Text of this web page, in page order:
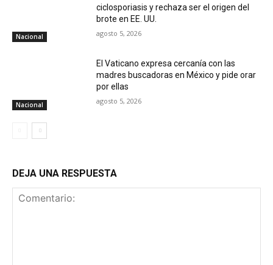
Nacional
ciclosporiasis y rechaza ser el origen del
brote en EE. UU.
agosto 5, 2026
Nacional
El Vaticano expresa cercanía con las
madres buscadoras en México y pide orar
por ellas
agosto 5, 2026
DEJA UNA RESPUESTA